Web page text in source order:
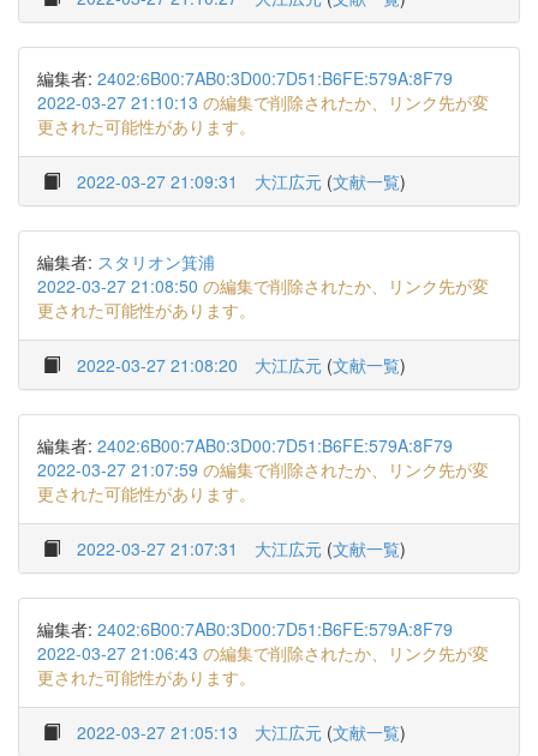
編集者: 2402:6B00:7AB0:3D00:7D51:B6FE:579A:8F79
2022-03-27 21:10:13 の編集で削除されたか、リンク先が変
更された可能性があります。
2022-03-27 21:09:31 大江広元 (文献一覧)
編集者: スタリオン箕浦
2022-03-27 21:08:50 の編集で削除されたか、リンク先が変
更された可能性があります。
2022-03-27 21:08:20 大江広元 (文献一覧)
編集者: 2402:6B00:7AB0:3D00:7D51:B6FE:579A:8F79
2022-03-27 21:07:59 の編集で削除されたか、リンク先が変
更された可能性があります。
2022-03-27 21:07:31 大江広元 (文献一覧)
編集者: 2402:6B00:7AB0:3D00:7D51:B6FE:579A:8F79
2022-03-27 21:06:43 の編集で削除されたか、リンク先が変
更された可能性があります。
2022-03-27 21:05:13 大江広元 (文献一覧)